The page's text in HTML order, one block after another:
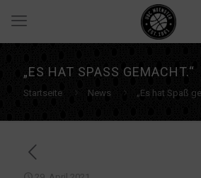
„ES HAT SPASS GEMACHT.“
Startseite News „Es hat Spaß